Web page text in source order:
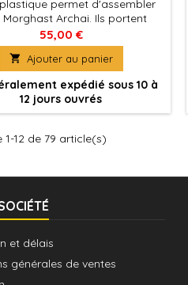
permet d'assembler
Morghast Archai. Ils portent
couleur d'ébène qui canalise
tellurique dans leur corps
Doués de la force d'un demi-
manient des hallebardes qui
l'essence spirituelle des
contraints à faire partager
à d'autres âmes infortunées.
55,00 €
 Ajouter au panier
expédié sous 10 à
12 jours ouvrés
12 de 79 article(s)
et délais
générales de ventes